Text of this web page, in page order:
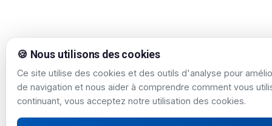
🍪 Nous utilisons des cookies
Ce site utilise des cookies et des outils d'analyse pour
de navigation et nous aider à comprendre comment vous
continuant, vous acceptez notre utilisation des cookies.